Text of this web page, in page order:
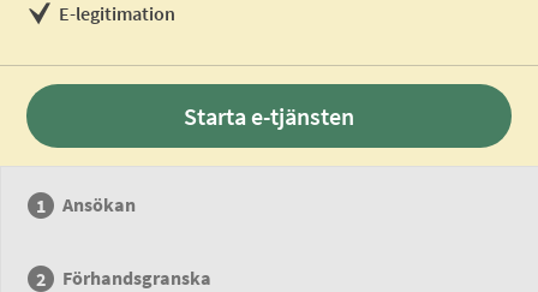
E-legitimation
Starta e-tjänsten
Ansökan
Förhandsgranska